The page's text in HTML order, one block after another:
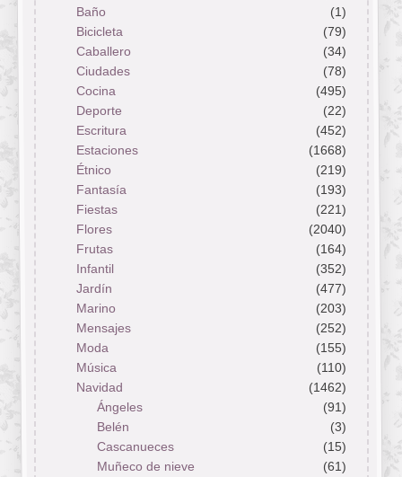
Baño
(1)
Bicicleta
(79)
Caballero
(34)
Ciudades
(78)
Cocina
(495)
Deporte
(22)
Escritura
(452)
Estaciones
(1668)
Étnico
(219)
Fantasía
(193)
Fiestas
(221)
Flores
(2040)
Frutas
(164)
Infantil
(352)
Jardín
(477)
Marino
(203)
Mensajes
(252)
Moda
(155)
Música
(110)
Navidad
(1462)
Ángeles
(91)
Belén
(3)
Cascanueces
(15)
Muñeco de nieve
(61)